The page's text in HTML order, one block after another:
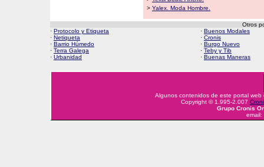
> Yalex. Moda Hombre.
Otros
· Protocolo y Etiqueta · Buenos Modales
· Netiqueta · Cronis
· Barrio Húmedo · Burgo Nuevo
· Terra Galega · Teby y Tib
· Urbanidad · Buenas Maneras
Algunos contenidos de este portal
Copyright © 1.995-2.007
Grupo Cronis
email: